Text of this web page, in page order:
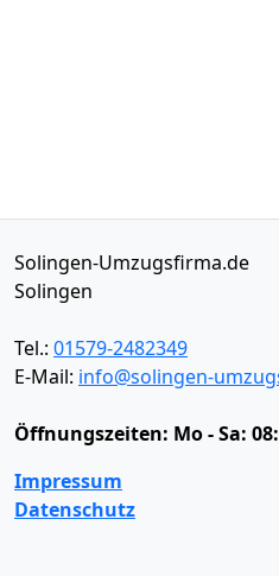
Solingen-Umzugsfirma.de
Solingen
Tel.: 01579-2482349
E-Mail: info@solingen-
Öffnungszeiten: Mo - Sa:
Impressum
Datenschutz